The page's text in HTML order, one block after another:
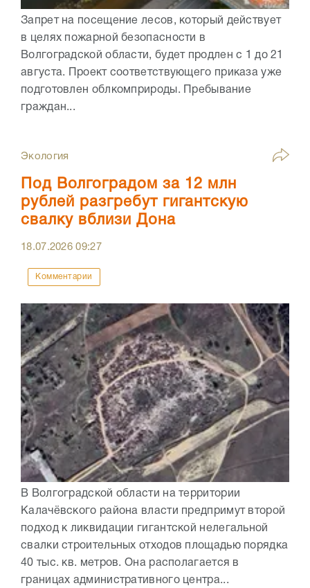
Запрет на посещение лесов, который действует
в целях пожарной безопасности в
Волгоградской области, будет продлен с 1 до 21
августа. Проект соответствующего приказа уже
подготовлен облкомприроды. Пребывание
граждан...
Экология
Под Волгоградом за 12 млн
рублей разгребут гигантскую
свалку вблизи Дона
18.07.202609:27
Комментарии
В Волгоградской области на территории
Калачёвского района власти предпримут второй
подход к ликвидации гигантской нелегальной
свалки строительных отходов площадью порядка
40 тыс. кв. метров. Она располагается в
границах административного центра...